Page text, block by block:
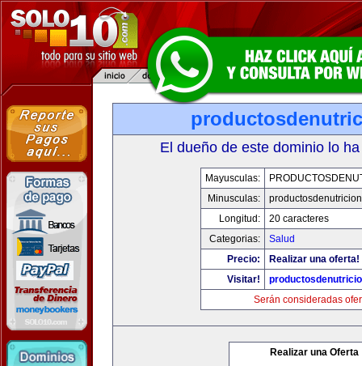
El dueño de este dominio lo
Mayusculas:
Minusculas:
Longitud:
20 caracteres
Categorias:
Salud
Precio:
Realizar una oferta!
Visitar!
Serán consideradas
Realizar una Oferta